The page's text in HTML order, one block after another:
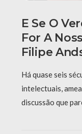
E Se O
For A
Filipe
Há quase seis
intelectuais,
discussão que